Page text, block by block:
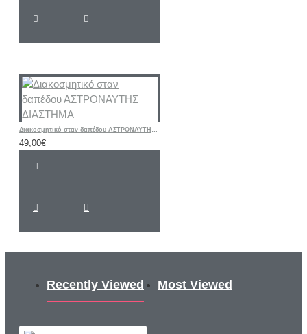
Διακοσμητικό σταν δαπέδου ΑΣΤΡΟΝΑΥΤΗΣ ΔΙΑΣΤΗΜΑ
49,00€
Recently Viewed Most Viewed